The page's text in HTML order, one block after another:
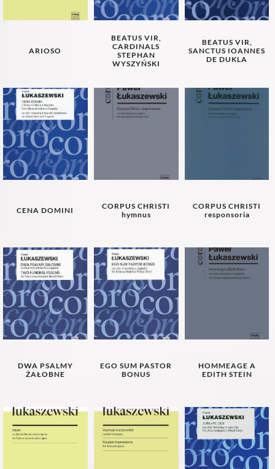
ARIOSO
BEATUS VIR,
CARDINALS
STEPHAN
WYSZYŃSKI
BEATUS VIR,
SANCTUS IOANNES
DE DUKLA
CENA DOMINI
CORPUS CHRISTI
hymnus
CORPUS CHRISTI
responsoria
DWA PSALMY
ŻAŁOBNE
EGO SUM PASTOR
BONUS
HOMMEAGE A
EDITH STEIN